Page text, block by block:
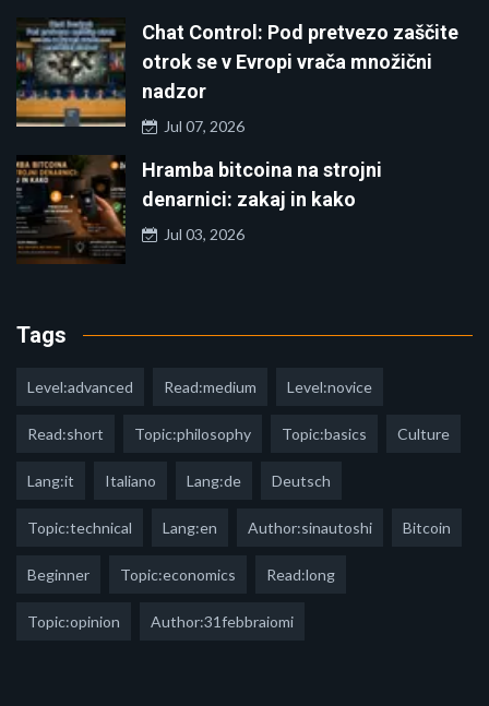
Chat Control: Pod pretvezo zaščite
otrok se v Evropi vrača množični
nadzor
Jul 07, 2026
Hramba bitcoina na strojni
denarnici: zakaj in kako
Jul 03, 2026
Tags
Level:advanced Read:medium Level:novice
Read:short Topic:philosophy Topic:basics Culture
Lang:it Italiano Lang:de Deutsch
Topic:technical Lang:en Author:sinautoshi Bitcoin
Beginner Topic:economics Read:long
Topic:opinion Author:31febbraiomi